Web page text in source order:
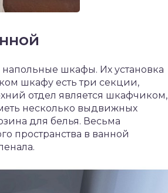
шкафы. Их установка
шкафу есть три секции,
отдел является шкафчиком,
несколько выдвижных
для белья. Весьма
пространства в ванной